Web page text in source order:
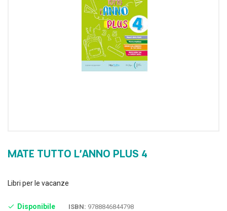
MATE TUTTO L’ANNO PLUS 4
Disponibile ISBN: 9788846844798
Libri per le vacanze